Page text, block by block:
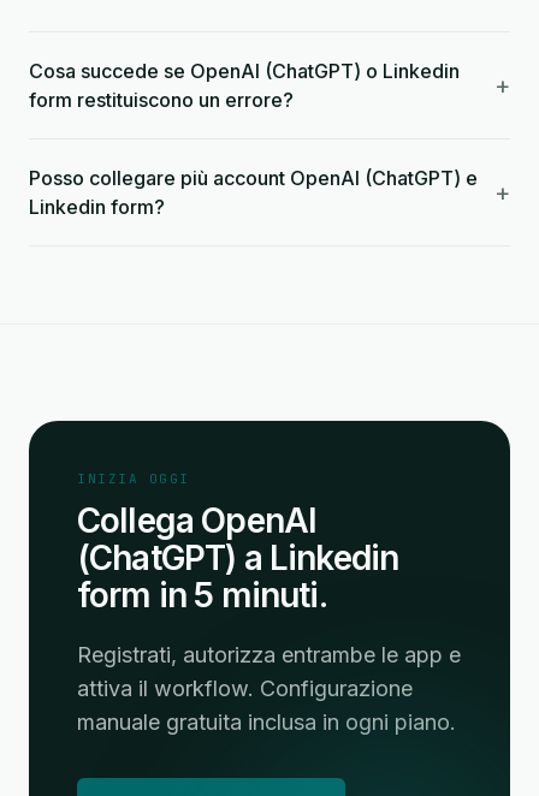
Cosa succede se OpenAI (ChatGPT) o Linkedin
form restituiscono un errore?
+
Posso collegare più account OpenAI (ChatGPT) e
Linkedin form?
+
INIZIA OGGI
Collega OpenAI
(ChatGPT) a Linkedin
form in 5 minuti.
Registrati, autorizza entrambe le app e
attiva il workflow. Configurazione
manuale gratuita inclusa in ogni piano.